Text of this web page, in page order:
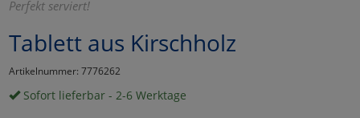
Perfekt serviert!
Tablett aus Kirschholz
Artikelnummer: 7776262
Sofort lieferbar - 2-6 Werktage
Umfragetools